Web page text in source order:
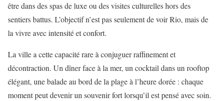
être dans des spas de luxe ou des visites culturelles hors des
sentiers battus. L’objectif n’est pas seulement de voir Rio, mais de
la vivre avec intensité et confort.
La ville a cette capacité rare à conjuguer raffinement et
décontraction. Un dîner face à la mer, un cocktail dans un rooftop
élégant, une balade au bord de la plage à l’heure dorée : chaque
moment peut devenir un souvenir fort lorsqu’il est pensé avec soin.